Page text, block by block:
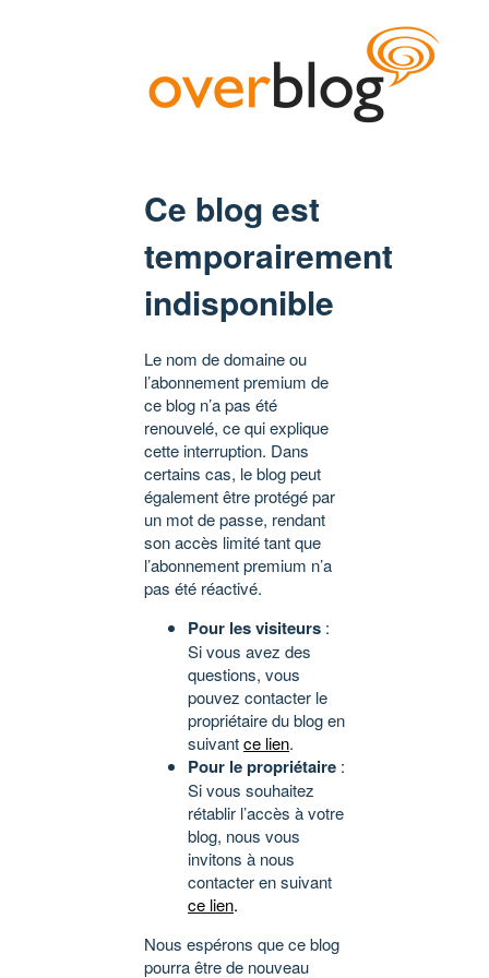
Ce blog est
temporairement
indisponible
Le nom de domaine ou
l’abonnement premium de
ce blog n’a pas été
renouvelé, ce qui explique
cette interruption. Dans
certains cas, le blog peut
également être protégé par
un mot de passe, rendant
son accès limité tant que
l’abonnement premium n’a
pas été réactivé.
Pour les visiteurs :
Si vous avez des
questions, vous
pouvez contacter le
propriétaire du blog en
suivantce lien.
Pour le propriétaire :
Si vous souhaitez
rétablir l’accès à votre
blog, nous vous
invitons à nous
contacter en suivant
ce lien.
Nous espérons que ce blog
pourra être de nouveau